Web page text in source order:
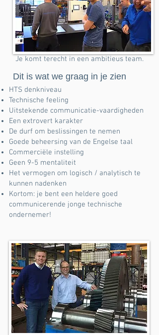
Je komt terecht in een ambitieus team.
Dit is wat we graag in je zien
HTS denkniveau
Technische feeling
Uitstekende communicatie-vaardigheden
Een extrovert karakter
De durf om beslissingen te nemen
Goede beheersing van de Engelse taal
Commerciële instelling
Geen 9-5 mentaliteit
Het vermogen om logisch / analytisch te
kunnen nadenken
Kortom: je bent een heldere goed
communicerende jonge technische
ondernemer!